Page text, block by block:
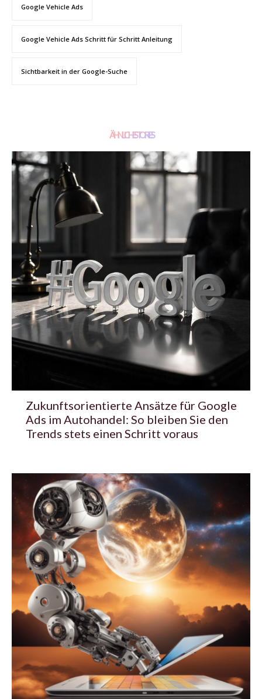
Google Vehicle Ads
Google Vehicle Ads Schritt für Schritt Anleitung
Sichtbarkeit in der Google-Suche
ÄHNLICHE STORIES
Zukunftsorientierte Ansätze für Google
Ads im Autohandel: So bleiben Sie den
Trends stets einen Schritt voraus